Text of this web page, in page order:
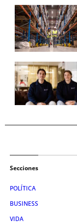
Secciones
POLÍTICA
BUSINESS
VIDA